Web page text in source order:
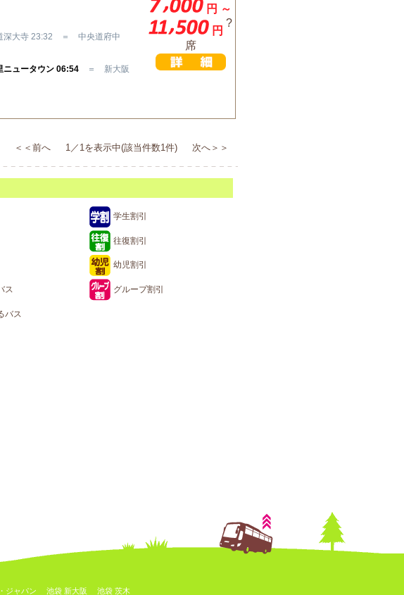
大寺 23:32 ＝ 中央道府中
ニュータウン 06:54 ＝ 新大阪
円 ～
円
?
席
＜＜前へ 1／1を表示中(該当件数1件) 次へ＞＞
学生割引
往復割引
幼児割引
ス グループ割引
バス
ジャパン 池袋 新大阪 池袋 茨木